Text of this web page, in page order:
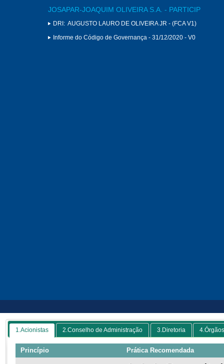
JOSAPAR-JOAQUIM OLIVEIRA S.A. - PARTICIP
DRI: AUGUSTO LAURO DE OLIVEIRA JR - (FCA V1)
Informe do Código de Governança - 31/12/2020 - V0